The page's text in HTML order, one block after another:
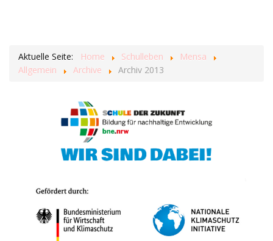
Aktuelle Seite: Home Schulleben
Mensa
Allgemein
Archive Archiv 2013